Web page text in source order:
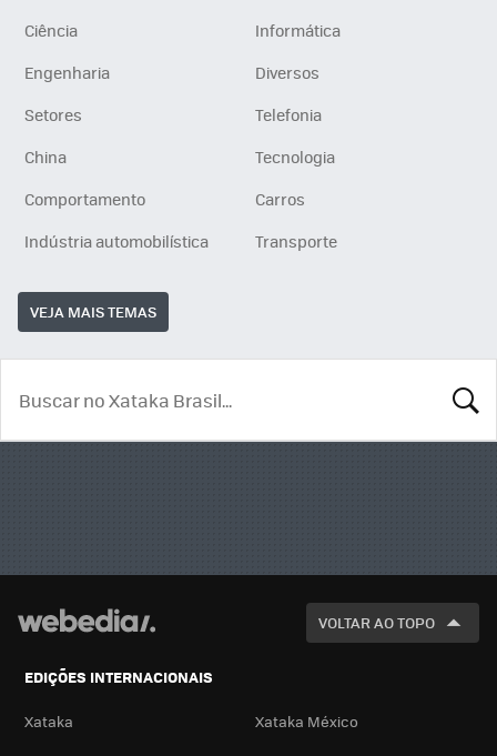
Ciência
Informática
Engenharia
Diversos
Setores
Telefonia
China
Tecnologia
Comportamento
Carros
Indústria automobilística
Transporte
VEJA MAIS TEMAS
VOLTAR AO TOPO
EDIÇÕES INTERNACIONAIS
Xataka Xataka México